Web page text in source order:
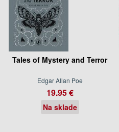
Tales of Mystery and Terror
Edgar Allan Poe
19.95 €
Na sklade